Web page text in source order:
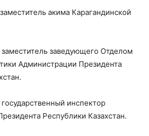
акима Карагандинской
заведующего Отделом
Администрации Президента
инспектор
Республики Казахстан.